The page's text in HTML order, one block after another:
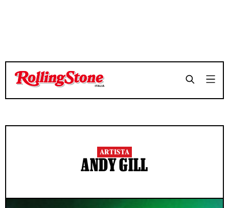
ARTISTA
ANDY GILL